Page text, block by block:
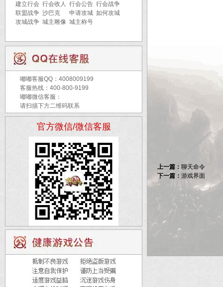
建立行会 行会收人 行会公告 行会战争
联盟战争 沙巴克 申请攻城 如何攻城
攻城战争 城主雕像 城主称号
嘟嘟客服QQ： 4008009199
客服热线：400-800-9199
嘟嘟微信客服：
请扫描下方二维码联系
官方微信/微信客服
上一篇： 聊天命令
下一篇： 游戏界面